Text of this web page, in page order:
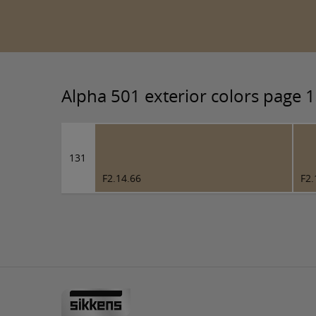
Alpha 501 exterior colors page
131
F2.14.66